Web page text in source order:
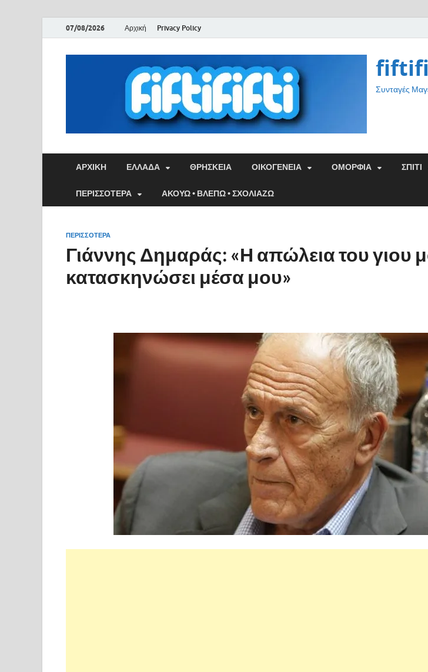
07/08/2026 Αρχική Privacy Policy
Συνταγές
ΑΡΧΙΚΉ ΕΛΛΑΔΑ ΘΡΗΣΚΕΙΑ ΟΙΚΟΓΕΝΕΙΑ ΟΜΟΡΦΙΑ ΣΠΙΤΙ
ΠΕΡΙΣΣΟΤΕΡΑ ΑΚΟΥΩ • ΒΛΕΠΩ • ΣΧΟΛΙΑΖΩ
ΠΕΡΙΣΣΟΤΕΡΑ
Γιάννης Δημαράς: «Η απώλεια του γιου
κατασκηνώσει μέσα μου»